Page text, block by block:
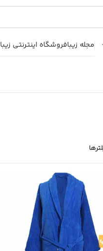
مجله زیبافروشگاه اینترنتی زیبا